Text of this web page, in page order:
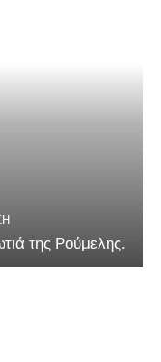
της Ρούμελης.